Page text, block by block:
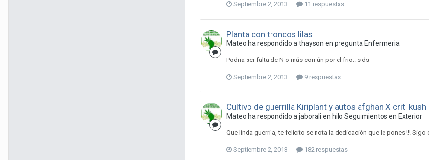
Septiembre 2, 2013 11 respuestas
Planta con troncos lilas
Mateo ha respondido a thayson en pregunta Enfermeria
Podria ser falta de N o más común por el frio.. slds
Septiembre 2, 2013 9 respuestas
Cultivo de guerrilla Kiriplant y autos afghan X crit. kush
Mateo ha respondido a jaborali en hilo Seguimientos en Exterior
Que linda guerrila, te felicito se nota la dedicación que le pones !!! Sigo
Septiembre 2, 2013 182 respuestas